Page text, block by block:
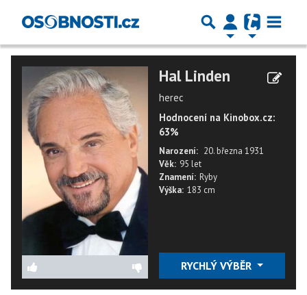
Hal Linden
herec
Hodnocení na Kinobox.cz:
63%
Narození: 20. března 1931
Věk: 95 let
Znamení: Ryby
Výška: 183 cm
RYCHLÝ VÝBĚR